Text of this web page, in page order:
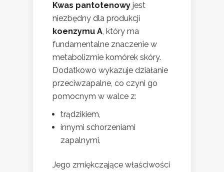
Kwas pantotenowy jest
niezbędny dla produkcji
koenzymu A, który ma
fundamentalne znaczenie w
metabolizmie komórek skóry.
Dodatkowo wykazuje działanie
przeciwzapalne, co czyni go
pomocnym w walce z:
trądzikiem,
innymi schorzeniami
zapalnymi.
Jego zmiękczające właściwości